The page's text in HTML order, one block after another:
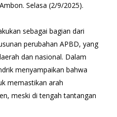
Selasa (2/9/2025).
sebagai bagian dari
perubahan APBD, yang
dan nasional. Dalam
menyampaikan bahwa
memastikan arah
meski di tengah tantangan